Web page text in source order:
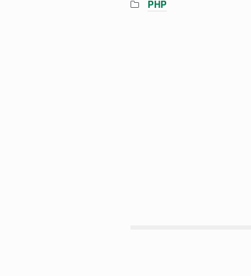
Categories:
PHP